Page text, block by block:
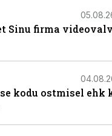
Sinu firma
kodu ostmisel ehk